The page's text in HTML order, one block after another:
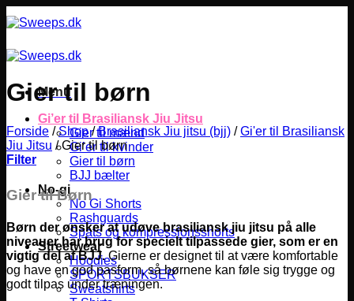
til
Menu
Gi’er til Brasiliansk Jiu Jitsu
Gier til mænd
Gi’er til kvinder
Gier til børn
BJJ bælter
No-gi
No Gi Shorts
Rashguards
Spats og kompressionsshorts
Streetwear
Hoodies
SPORTSBUKSER
Sweatshirts
Gier til børn
Forside / Shop / Brasiliansk Jiu jitsu (bjj) / Gi'er til Brasiliansk
Jiu Jitsu /Gier til børn
Filter
Gier til Børn
Børn der ønsker at udøve brasiliansk jiu jitsu på alle
niveauer har brug for specielt tilpassede gier, som er en
vigtig del af BJJ.Gierne er designet til at være komfortable
og have en god pasform, så børnene kan føle sig trygge og
godt tilpas under træningen.